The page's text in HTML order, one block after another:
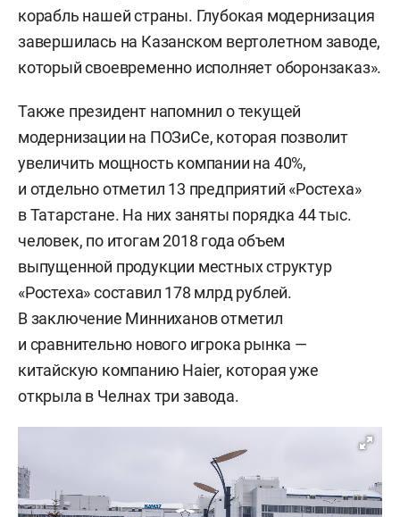
корабль нашей страны. Глубокая модернизация
завершилась на Казанском вертолетном заводе,
который своевременно исполняет оборонзаказ».
Также президент напомнил о текущей
модернизации на ПОЗиСе, которая позволит
увеличить мощность компании на 40%,
и отдельно отметил 13 предприятий «Ростеха»
в Татарстане. На них заняты порядка 44 тыс.
человек, по итогам 2018 года объем
выпущенной продукции местных структур
«Ростеха» составил 178 млрд рублей.
В заключение Минниханов отметил
и сравнительно нового игрока рынка —
китайскую компанию Haier, которая уже
открыла в Челнах три завода.